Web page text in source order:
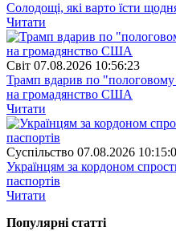
Солодощі, які варто їсти
Читати
Свiт 07.08.2026 10:56:23
Трамп вдарив по "пологовому
на громадянство США
Читати
Суспiльство 07.08.2026
Українцям за кордоном
паспортів
Читати
Популярнi статтi